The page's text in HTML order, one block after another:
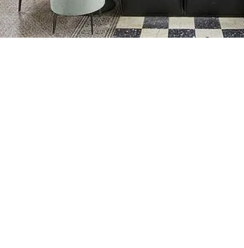
PRINCIPATO
DI
MONACO